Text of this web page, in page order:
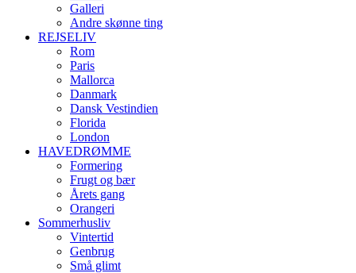
Galleri
Andre skønne ting
REJSELIV
Rom
Paris
Mallorca
Danmark
Dansk Vestindien
Florida
London
HAVEDRØMME
Formering
Frugt og bær
Årets gang
Orangeri
Sommerhusliv
Vintertid
Genbrug
Små glimt